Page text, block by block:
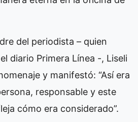
del periodista – quien
diario Primera Línea -, Liseli
y manifestó: “Así era
responsable y este
cómo era considerado”.